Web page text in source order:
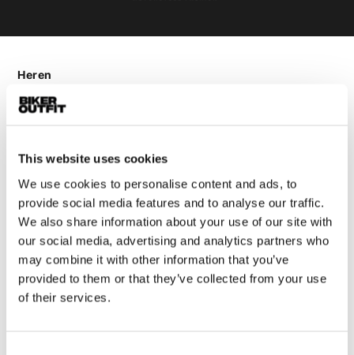
This website uses cookies
We use cookies to personalise content and ads, to
provide social media features and to analyse our traffic.
We also share information about your use of our site with
our social media, advertising and analytics partners who
may combine it with other information that you’ve
provided to them or that they’ve collected from your use
of their services.
Heren
Motorkleding heren
Motorpak heren
Motorjeans heren
Motorhoodie heren
Motorhelm heren
Motorhandschoenen heren